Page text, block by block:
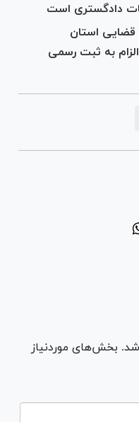
دادگستری است
استان
به ثبت رسمی
بخش‌های موردنیاز